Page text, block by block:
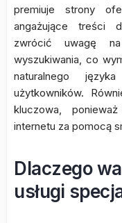
premiuje strony
angażujące treści
zwrócić uwagę
wyszukiwania, co
naturalnego
użytkowników.
kluczowa,
internetu za pomocą
Dlaczego
usługi